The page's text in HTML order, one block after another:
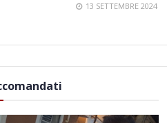
13 SETTEMBRE 2024